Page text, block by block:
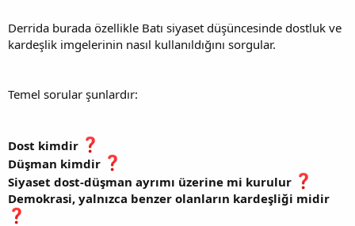
Derrida burada özellikle Batı siyaset düşüncesinde dostluk ve
kardeşlik imgelerinin nasıl kullanıldığını sorgular.
Temel sorular şunlardır:
Dost kimdir
Düşman kimdir
Siyaset dost-düşman ayrımı üzerine mi kurulur
Demokrasi, yalnızca benzer olanların kardeşliği midir